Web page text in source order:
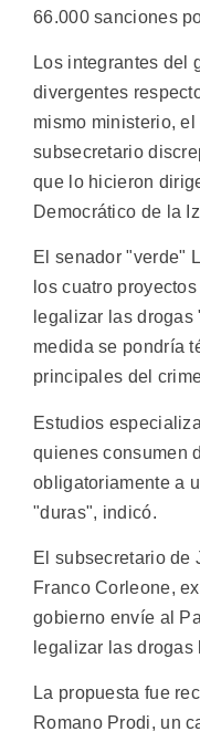
66.000 sanciones
Los integrantes del
divergentes
mismo ministerio,
subsecretario
que lo hicieron
Democrático de la
El senador "verde"
los cuatro
legalizar las
medida se pondría
principales del
Estudios
quienes consumen
obligatoriamente a
"duras", indicó.
El subsecretario de
Franco Corleone,
gobierno envíe al
legalizar las drogas
La propuesta fue
Romano Prodi, un